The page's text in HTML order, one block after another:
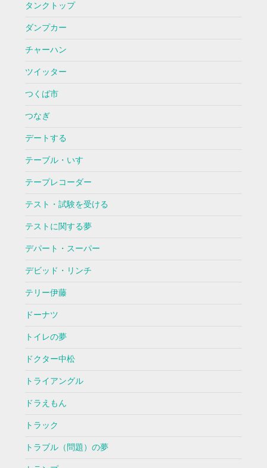
タンクトップ
ダンプカー
チャーハン
ツイッター
つくば市
つなぎ
デートする
テーブル・いす
テープレコーダー
テスト・試験を受ける
テストに関する夢
デパート・スーパー
デビッド・リンチ
テリー伊藤
ドーナツ
トイレの夢
ドクター中松
トライアングル
ドラえもん
トラック
トラブル（問題）の夢